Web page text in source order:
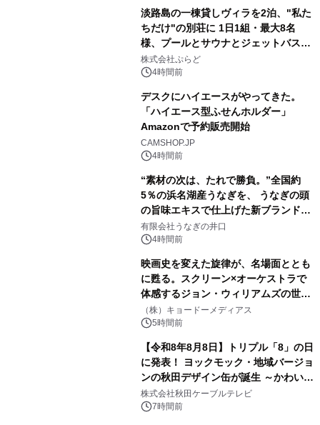
淡路島の一棟貸しヴィラを2泊、"私た
ちだけ"の別荘に 1日1組・最大8名
様、プールとサウナとジェットバス付
きで Villa Mon Temps AWAJIの連泊
素泊りプラン
株式会社ぷらど
4時間前
デスクにハイエースがやってきた。
「ハイエース型ふせんホルダー」
Amazonで予約販売開始
CAMSHOP.JP
4時間前
“素材の次は、たれで勝負。”全国約
5％の浜名湖産うなぎを、 うなぎの頭
の旨味エキスで仕上げた新ブランド
「井口の誉」誕生
有限会社うなぎの井口
4時間前
映画史を変えた旋律が、名場面ととも
に甦る。スクリーン×オーケストラで
体感するジョン・ウィリアムズの世
界。ジョン・ウィリアムズ：シネマ・
スペクタキュラー・コンサート 開催決
（株）キョードーメディアス
5時間前
【令和8年8月8日】トリプル「8」の日
に発表！ ヨックモック・地域バージョ
ンの秋田デザイン缶が誕生 ～かわいい
秋田犬の子犬と秋田の四季と名所を巡
るパッケージ～ 9月1日(火)秋田県内で
株式会社秋田ケーブルテレビ
7時間前